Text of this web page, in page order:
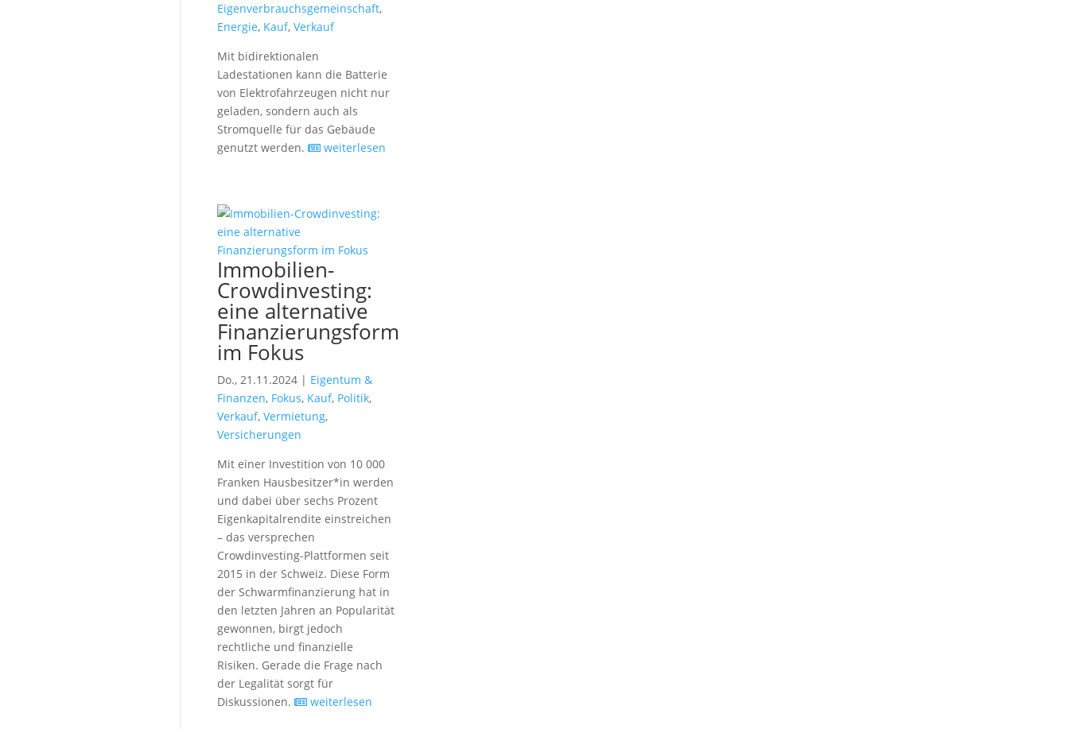
Eigenverbrauchsgemeinschaft,
Energie, Kauf, Verkauf
Mit bidirektionalen
Ladestationen kann die Batterie
von Elektrofahrzeugen nicht nur
geladen, sondern auch als
Stromquelle für das Gebäude
genutzt werden.
weiterlesen
Immobilien-
Crowdinvesting:
eine alternative
Finanzierungsform
im Fokus
Do., 21.11.2024 | Eigentum &
Finanzen, Fokus, Kauf, Politik,
Verkauf, Vermietung,
Versicherungen
Mit einer Investition von 10 000
Franken Hausbesitzer*in werden
und dabei über sechs Prozent
Eigenkapitalrendite einstreichen
– das versprechen
Crowdinvesting-Plattformen seit
2015 in der Schweiz. Diese Form
der Schwarmfinanzierung hat in
den letzten Jahren an Popularität
gewonnen, birgt jedoch
rechtliche und finanzielle
Risiken. Gerade die Frage nach
der Legalität sorgt für
Diskussionen.
weiterlesen